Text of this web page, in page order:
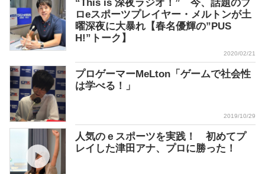
“This is 深夜ラジオ！” 今、話題のプ
ロeスポーツプレイヤー・メルトンが土
曜深夜に大暴れ【春名優輝の”PUS
H!”トーク】
2020/02/21
プロゲーマーMeLton「ゲームで社会性
は学べる！」
2019/10/29
人気のｅスポーツを実践！ 初めてプ
レイした津田アナ、プロに勝った！